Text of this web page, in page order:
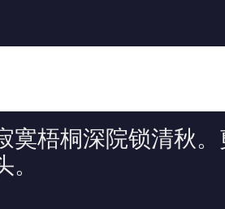
寞梧桐深院锁清秋